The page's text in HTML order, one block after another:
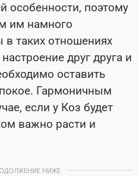
особенности, поэтому
им намного
таких отношениях
друг друга и
оставить
Гармоничным
если у Коз будет
важно расти и
НИЖЕ